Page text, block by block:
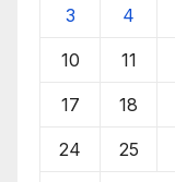
3 4
10 11
17 18
24 25